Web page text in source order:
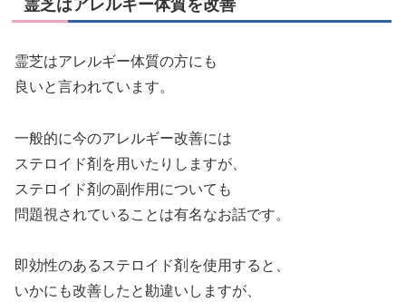
霊芝はアレルギー体質を改善
霊芝はアレルギー体質の方にも
良いと言われています。
一般的に今のアレルギー改善には
ステロイド剤を用いたりしますが、
ステロイド剤の副作用についても
問題視されていることは有名なお話です。
即効性のあるステロイド剤を使用すると、
いかにも改善したと勘違いしますが、